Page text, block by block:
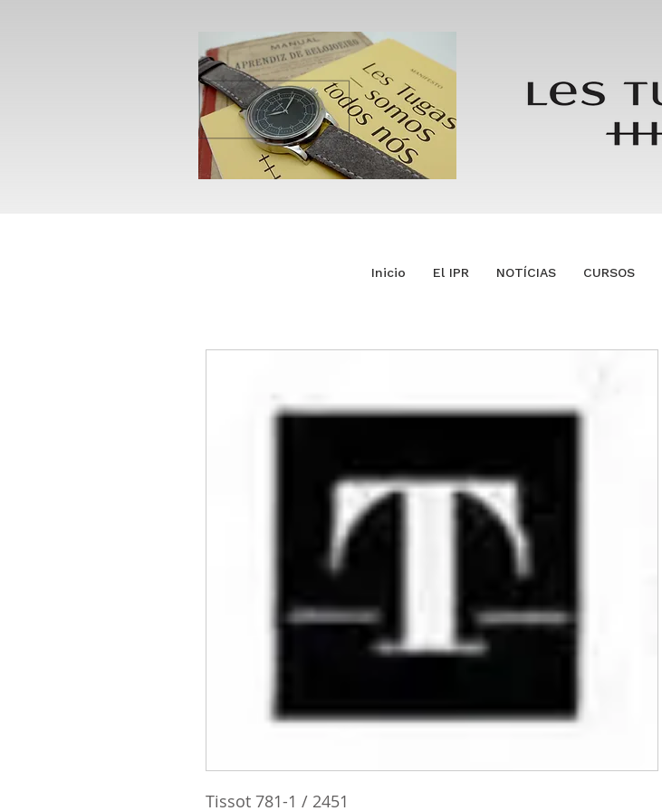
Inicio El IPR NOTÍCIAS CURSOS
Tissot 781-1 / 2451